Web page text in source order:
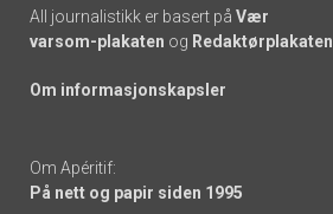
All journalistikk er basert på Vær
varsom-plakaten og Redaktørplakaten
Om informasjonskapsler
Om Apéritif:
På nett og papir siden 1995